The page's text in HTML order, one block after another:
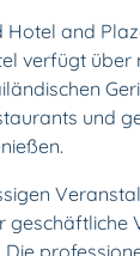
and
verfügt über
und